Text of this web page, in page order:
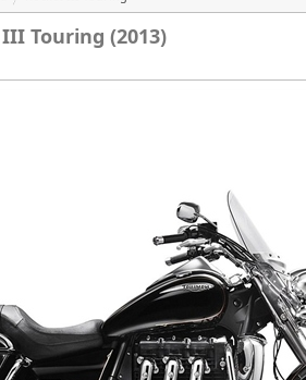
Touring (2013)